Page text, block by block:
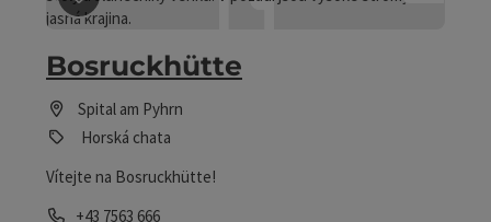
Označit příspěvek
Bosruckhütte
Spital am Pyhrn
Horská chata
Vítejte na Bosruckhütte!
telefon
+43 7563 666